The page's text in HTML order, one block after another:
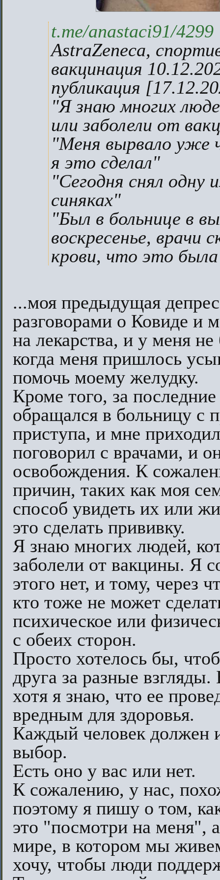
t.me/anastaci91/4299
AstraZeneca,
вакцинация
публикация
"Я знаю многих
или заболели от
"Меня вырвало уже
я это сделал"
"Сегодня снял одну
синяках"
"Был в больнице в
воскресенье, врачи
крови, что это
...моя предыдущая
разговорами о Ковиде
на лекарства, и у меня
когда меня пришлось
помочь моему желудку.
Кроме того, за
обращался в больницу с
приступа, и мне
поговорил с врачами, и
освобождения. К
причин, таких как моя
способ увидеть их или
это сделать прививку.
Я знаю многих людей,
заболели от вакцины. Я
этого нет, и тому, через
кто тоже не может
психическое или
с обеих сторон.
Просто хотелось бы,
друга за разные
хотя я знаю, что ее
вредным для здоровья.
Каждый человек должен
выбор.
Есть оно у вас или нет.
К сожалению, у нас,
поэтому я пишу о том,
это "посмотри на меня",
мире, в котором мы
хочу, чтобы люди